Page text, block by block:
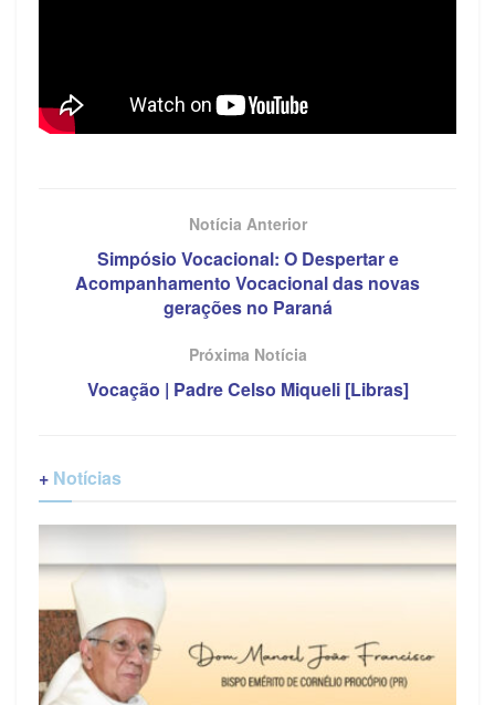
Notícia Anterior
Simpósio Vocacional: O Despertar e
Acompanhamento Vocacional das novas
gerações no Paraná
Próxima Notícia
Vocação | Padre Celso Miqueli [Libras]
+ Notícias